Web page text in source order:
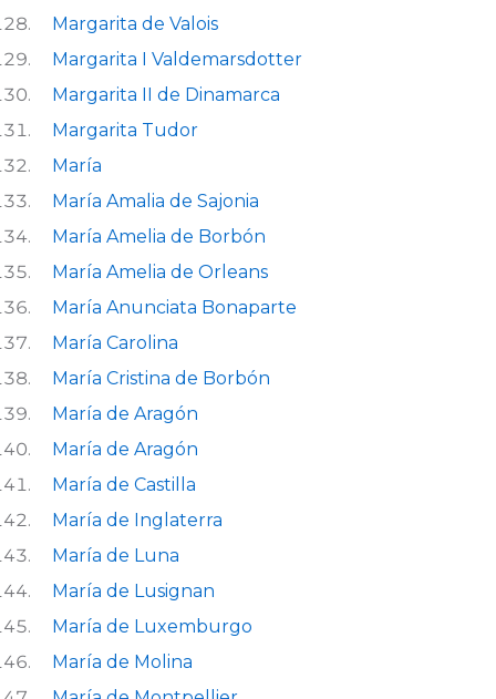
Margarita de Valois
Margarita I Valdemarsdotter
Margarita II de Dinamarca
Margarita Tudor
María
María Amalia de Sajonia
María Amelia de Borbón
María Amelia de Orleans
María Anunciata Bonaparte
María Carolina
María Cristina de Borbón
María de Aragón
María de Aragón
María de Castilla
María de Inglaterra
María de Luna
María de Lusignan
María de Luxemburgo
María de Molina